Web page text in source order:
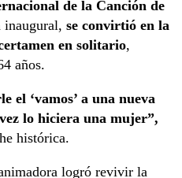
de la Canción de
inaugural, se convirtió en la
en solitario,
años.
el ‘vamos’ a una nueva
lo hiciera una mujer”,
histórica.
logró revivir la